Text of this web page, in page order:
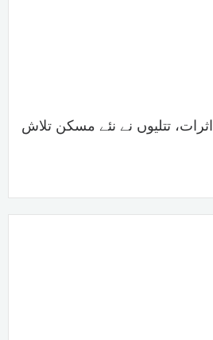
تتلیوں نے نئے مسکن تلاش